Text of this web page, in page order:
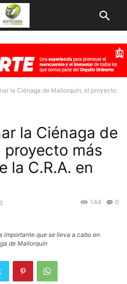
la Ciénaga de Mallorquín, el proyecto
la Ciénaga de
proyecto más
la C.R.A. en
0
144
importante que se lleva a cabo en
de Mallorquín